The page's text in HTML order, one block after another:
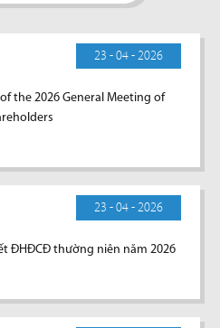
23 - 04 - 2026
the 2026 General Meeting of
23 - 04 - 2026
ĐHĐCĐ thường niên năm 2026